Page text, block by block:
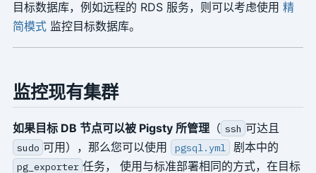
目标数据库，例如远程的 RDS 服务，则可以考虑使用 精
简模式监控目标数据库。
监控现有集群
如果目标 DB 节点可以被 Pigsty 所管理（ ssh 可达且
sudo 可用），那么您可以使用 pgsql.yml 剧本中的
pg_exporter 任务， 使用与标准部署相同的方式，在目标